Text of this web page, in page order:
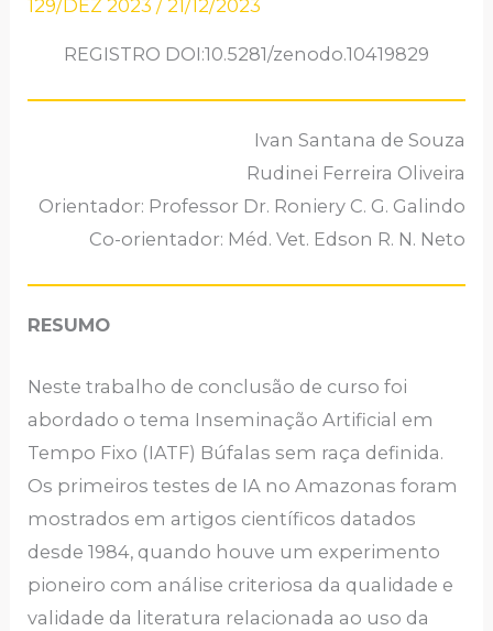
129/DEZ 2023 /21/12/2023
REGISTRO DOI:10.5281/zenodo.10419829
Ivan Santana de Souza
Rudinei Ferreira Oliveira
Orientador: Professor Dr. Roniery C. G. Galindo
Co-orientador: Méd. Vet. Edson R. N. Neto
RESUMO
Neste trabalho de conclusão de curso foi
abordado o tema Inseminação Artificial em
Tempo Fixo (IATF) Búfalas sem raça definida.
Os primeiros testes de IA no Amazonas foram
mostrados em artigos científicos datados
desde 1984, quando houve um experimento
pioneiro com análise criteriosa da qualidade e
validade da literatura relacionada ao uso da